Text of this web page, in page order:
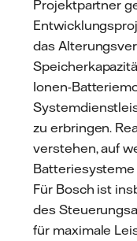
Projektpartner
das
Ionen-
zu erbringen.
verstehen, auf
Für Bosch ist
des
für maximale